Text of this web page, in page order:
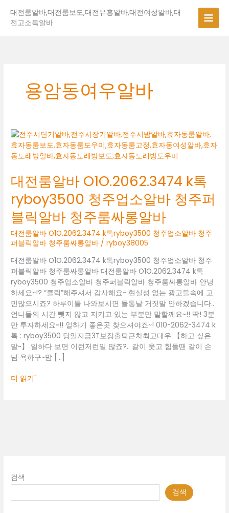
대전룸알바,대전룸보도,대전유흥알바,대전여성알바,대
전고소득알바
용암동여우알바
대전룸알바 O1O.2062.3474 k톡
ryboy3500 청주업소알바 청주퍼
블릭알바 청주룸싸롱알바
대전룸알바 O1O.2062.3474 k톡ryboy3500 청주업소알바 청주
퍼블릭알바 청주룸싸롱알바 /ryboy38005
대전룸알바 O1O.2062.3474 k톡ryboy3500 청주업소알바 청주
퍼블릭알바 청주룸싸롱알바 대전룸알바 O1O.2062.3474 k톡
ryboy3500 청주업소알바 청주퍼블릭알바 청주룸싸롱알바 안녕
하세요~!? “클릭”해주셔서 감사해요~ 현실성 없는 광고들속에 고
민많으시죠? 하루이틀 나와보시면 들통날 거짓말 안하겠습니다..
언니들의 시간 뺏지 않고 지키고 있는 부분만 말할께요~!! 딱! 3분
만 투자하세요~!! 일하기 좋은곳 찾으셔야죠~! 010-2062-3474 k
톡 : ryboy3500 당일지급3T보장출퇴근차최고대우 【하고 싶은
말~】 일하다 보면 이런저런일 많죠?.. 같이 웃고 힘들땐 같이 손
님 욕하구~맘 […]
대
전
룸
바
O1O.2062.3474
k
톡
ryboy3500
청
주
소
알
바
청
주
퍼
블
릭
알
바
주
더 읽기"
검색
검색